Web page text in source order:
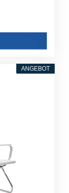
ANGEBOT